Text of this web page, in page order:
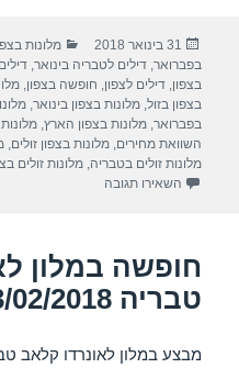
e
b
o
o
k
s
A
p
p
פורסם
בתאריך
31 בינואר 2018 קטגוריות
מלונות
בפברואר,דילים לטבריה בינואר,
בצפון,דילים לצפון, חופשה בצפון,
בצפון בזול,מלונות בצפון בינואר,
בפברואר,מלונות בצפון הארץ,
השוואת מחירים,מלונות בצפון זולים,
מלונות זולים בטבריה,מלונות זולים
השאירו תגובה
חופשה במלון
טבריה 13/02/2018
מבצע במלון לאונרדו קלאב